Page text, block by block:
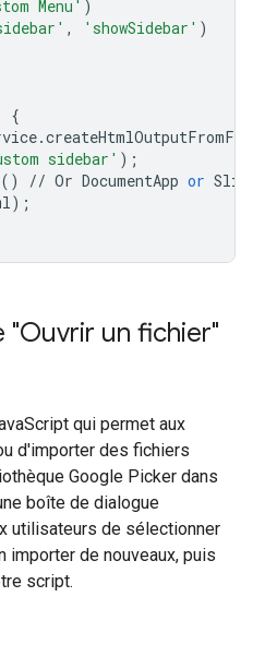
Menu' )
, 'showSidebar' )
{
.
sidebar' );
() // Or DocumentApp or
);
"Ouvrir un fichier"
qui permet aux
d'importer des fichiers
Google Picker dans
boîte de dialogue
utilisateurs de sélectionner
de nouveaux, puis
script.